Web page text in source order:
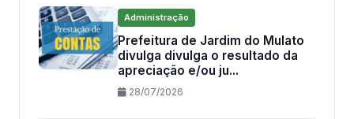
Administração
Prefeitura de Jardim do Mulato
divulga divulga o resultado da
apreciação e/ou ju...
28/07/2026